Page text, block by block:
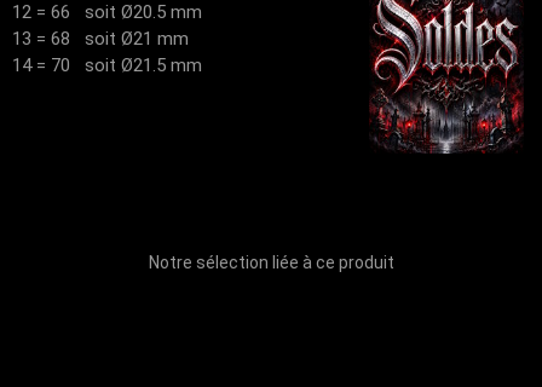
12 = 66 soit Ø20.5 mm
13 = 68 soit Ø21 mm
14 = 70 soit Ø21.5 mm
Notre sélection liée à ce produit